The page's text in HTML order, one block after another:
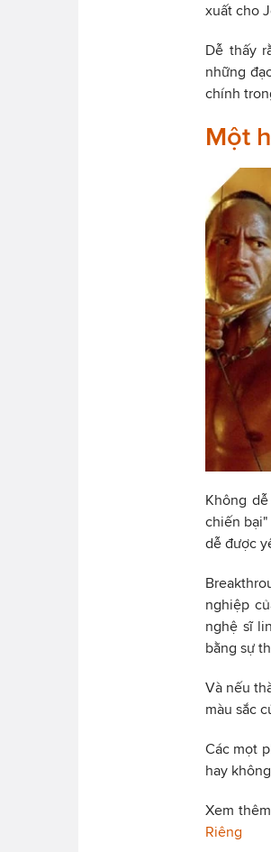
xuất cho
Dễ thấy
những
chính
Một
Không
chiến bại"
dễ được
nghiệp
nghệ sĩ
bằng sự
Và nếu
màu sắc
Các mọt
hay
Xem
Riêng